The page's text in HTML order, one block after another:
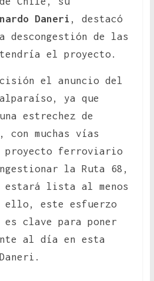
Daneri , destacó
descongestión de las
el proyecto.
el anuncio del
ya que
estrechez de
muchas vías
proyecto ferroviario
la Ruta 68,
estará lista al menos
ello, este esfuerzo
clave para poner
al día en esta